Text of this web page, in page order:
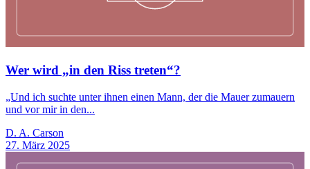
Wer wird „in den Riss treten“?
„Und ich suchte unter ihnen einen Mann, der die Mauer zumauern
und vor mir in den...
D. A. Carson
27. März 2025